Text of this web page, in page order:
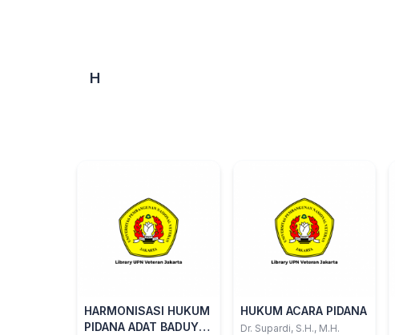
H
HARMONISASI HUKUM
PIDANA ADAT BADUY
HUKUM ACARA PIDANA
Dr. Supardi, S.H., M.H.